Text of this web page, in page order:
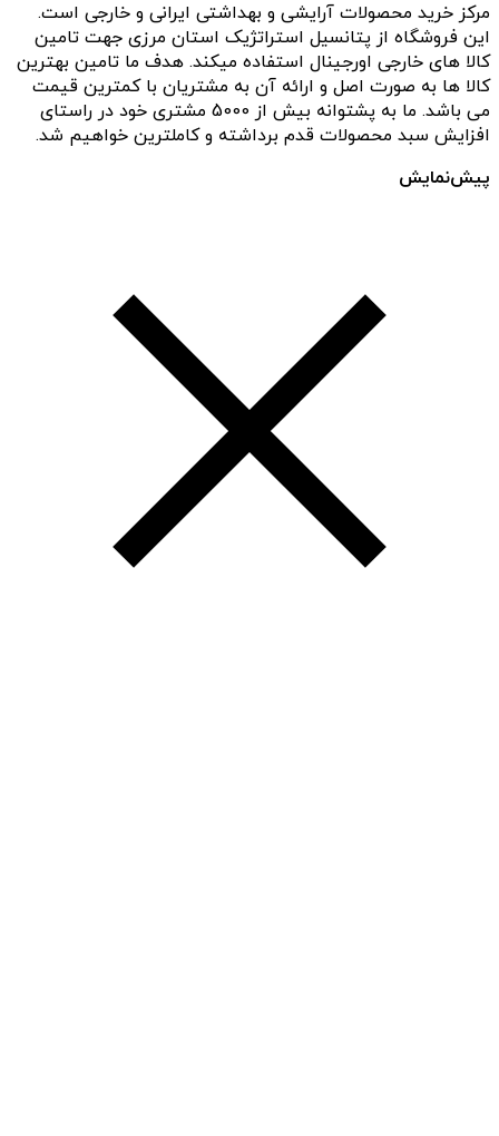
مرکز خرید محصولات آرایشی و بهداشتی ایرانی و خارجی است.
این فروشگاه از پتانسیل استراتژیک استان مرزی جهت تامین
کالا های خارجی اورجینال استفاده میکند. هدف ما تامین بهترین
کالا ها به صورت اصل و ارائه آن به مشتریان با کمترین قیمت
می باشد. ما به پشتوانه بیش از 5000 مشتری خود در راستای
افزایش سبد محصولات قدم برداشته و کاملترین خواهیم شد.
پیش‌نمایش